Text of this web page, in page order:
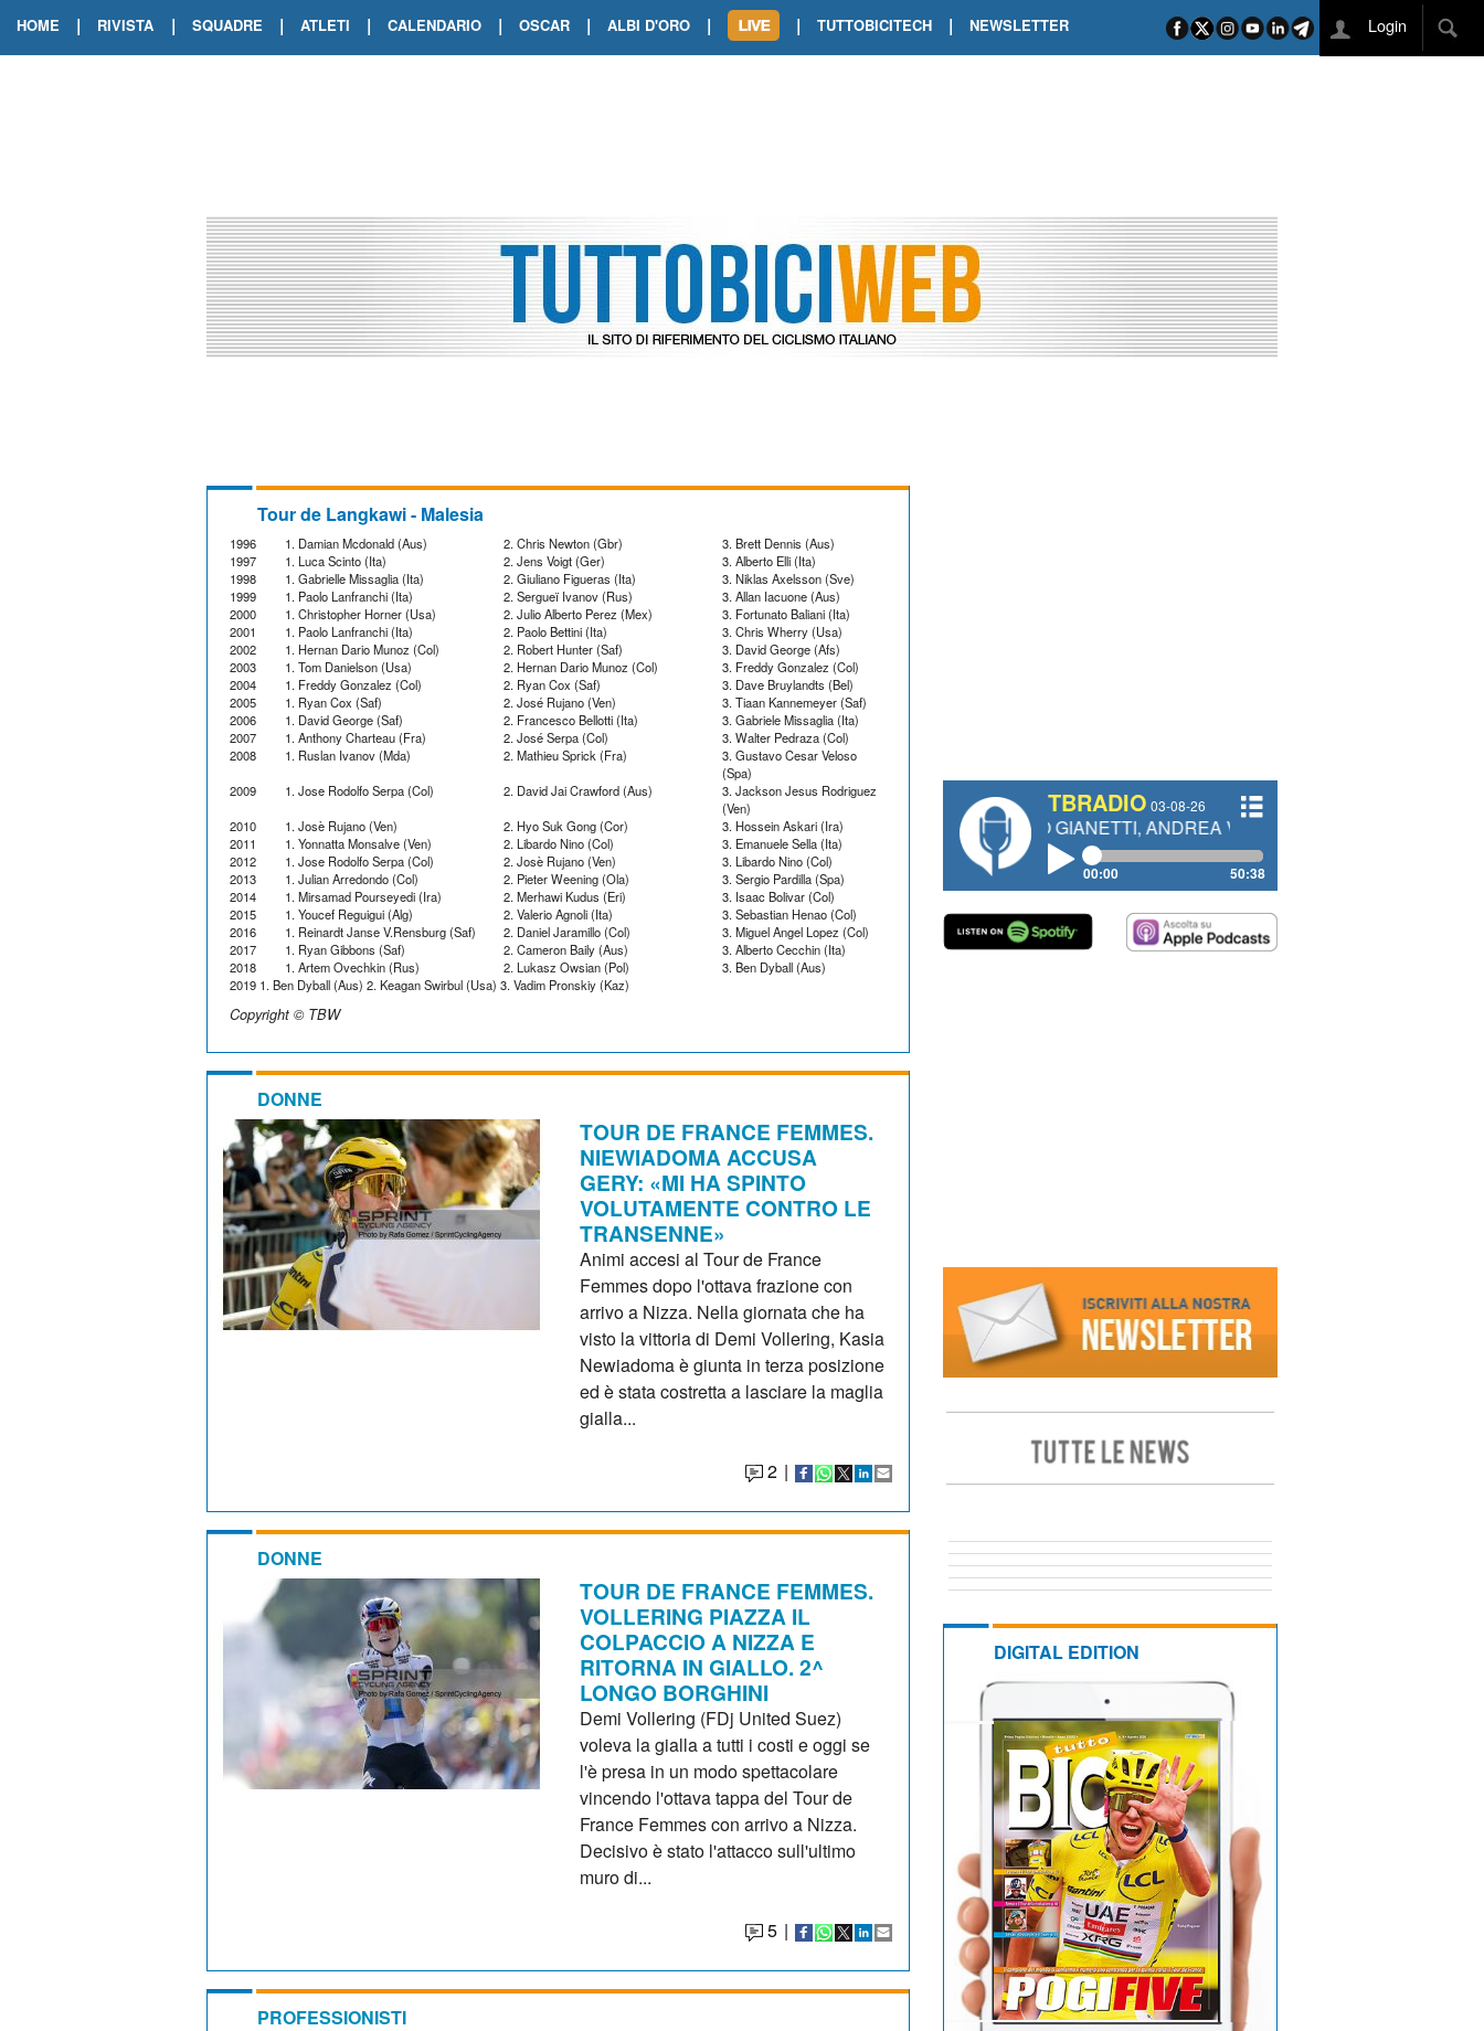
HOME | RIVISTA | SQUADRE | ATLETI | CALENDARIO | OSCAR | ALBI D'ORO |
TOUR DE FRANCE. ORCIERES-MERLETTE INCORONA CARAPAZ
TOUR DE FRANCE. A VOIRON TRIONFO DI PHILIPSEN SU SCHMID E KOOIJ
| TUTTOBICITECH | NEWSLETTER Login
Tour de Langkawi - Malesia
1996 1. Damian Mcdonald (Aus) 2. Chris Newton (Gbr)
3. Brett Dennis (Aus)
1997
1. Luca Scinto (Ita) 2. Jens Voigt (Ger)
3. Alberto Elli (Ita)
1998
1. Gabrielle Missaglia (Ita) 2. Giuliano Figueras (Ita)
3. Niklas Axelsson (Sve)
1999
1. Paolo Lanfranchi (Ita) 2. Sergueï Ivanov (Rus)
3. Allan Iacuone (Aus)
2000
1. Christopher Horner (Usa) 2. Julio Alberto Perez (Mex)
3. Fortunato Baliani (Ita)
2001
1. Paolo Lanfranchi (Ita) 2. Paolo Bettini (Ita)
3. Chris Wherry (Usa)
2002
1. Hernan Dario Munoz (Col) 2. Robert Hunter (Saf)
3. David George (Afs)
2003
1. Tom Danielson (Usa) 2. Hernan Dario Munoz (Col)
3. Freddy Gonzalez (Col)
2004
1. Freddy Gonzalez (Col) 2. Ryan Cox (Saf)
3. Dave Bruylandts (Bel)
2005
1. Ryan Cox (Saf) 2. José Rujano (Ven)
3. Tiaan Kannemeyer (Saf)
2006
1. David George (Saf) 2. Francesco Bellotti (Ita)
3. Gabriele Missaglia (Ita)
2007
1. Anthony Charteau (Fra) 2. José Serpa (Col)
3. Walter Pedraza (Col)
2008
1. Ruslan Ivanov (Mda) 2. Mathieu Sprick (Fra)
3. Gustavo Cesar Veloso
(Spa)
2009
1. Jose Rodolfo Serpa (Col) 2. David Jai Crawford (Aus)
3. Jackson Jesus Rodriguez
(Ven)
2010
1. Josè Rujano (Ven) 2. Hyo Suk Gong (Cor)
3. Hossein Askari (Ira)
2011
1. Yonnatta Monsalve (Ven) 2. Libardo Nino (Col)
3. Emanuele Sella (Ita)
2012
1. Jose Rodolfo Serpa (Col) 2. Josè Rujano (Ven)
3. Libardo Nino (Col)
2013
1. Julian Arredondo (Col) 2. Pieter Weening (Ola)
3. Sergio Pardilla (Spa)
2014
1. Mirsamad Pourseyedi (Ira) 2. Merhawi Kudus (Eri)
3. Isaac Bolivar (Col)
2015
1. Youcef Reguigui (Alg) 2. Valerio Agnoli (Ita)
3. Sebastian Henao (Col)
2016
1. Reinardt Janse V.Rensburg (Saf) 2. Daniel Jaramillo (Col)
3. Miguel Angel Lopez (Col)
2017
1. Ryan Gibbons (Saf) 2. Cameron Baily (Aus)
3. Alberto Cecchin (Ita)
2018
1. Artem Ovechkin (Rus) 2. Lukasz Owsian (Pol)
3. Ben Dyball (Aus)
2019 1. Ben Dyball (Aus) 2. Keagan Swirbul (Usa) 3. Vadim Pronskiy (Kaz)
Copyright © TBW
DONNE
TOUR DE FRANCE FEMMES.
NIEWIADOMA ACCUSA
GERY: «MI HA SPINTO
VOLUTAMENTE CONTRO LE
TRANSENNE»
Animi accesi al Tour de France
Femmes dopo l'ottava frazione con
arrivo a Nizza. Nella giornata che ha
visto la vittoria di Demi Vollering, Kasia
Newiadoma è giunta in terza posizione
ed è stata costretta a lasciare la maglia
gialla...
2 |
DONNE
TOUR DE FRANCE FEMMES.
VOLLERING PIAZZA IL
COLPACCIO A NIZZA E
RITORNA IN GIALLO. 2^
LONGO BORGHINI
Demi Vollering (FDj United Suez)
voleva la gialla a tutti i costi e oggi se
l'è presa in un modo spettacolare
vincendo l'ottava tappa del Tour de
France Femmes con arrivo a Nizza.
Decisivo è stato l'attacco sull'ultimo
muro di...
5 |
PROFESSIONISTI
TBRADIO 03-08-26
#334 CHARLY WEGELIUS, MAURO GIANETTI, ANDREA VENDRAME, FILIPPO FIORELLI
00:00 50:38
DIGITAL EDITION